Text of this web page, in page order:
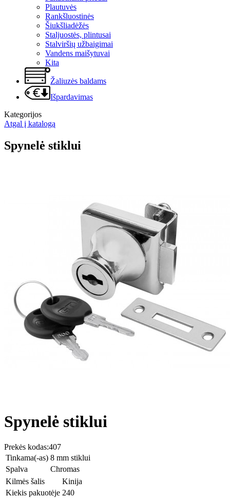
Plautuvės
Rankšluostinės
Šiukšliadėžės
Staljuostės, plintusai
Stalviršių užbaigimai
Vandens maišytuvai
Kita
Žaliuzės baldams
Išpardavimas
Kategorijos
Atgal į katalogą
Spynelė stiklui
Spynelė stiklui
Prekės kodas:407
Tinkama(-as) 8 mm stiklui
Spalva
Chromas
Kilmės šalis
Kinija
Kiekis pakuotėje 240